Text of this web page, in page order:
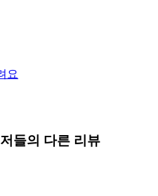
요
들의 다른 리뷰